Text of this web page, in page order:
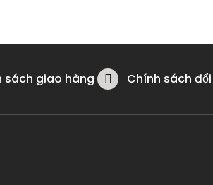
sách giao hàng Chính sách